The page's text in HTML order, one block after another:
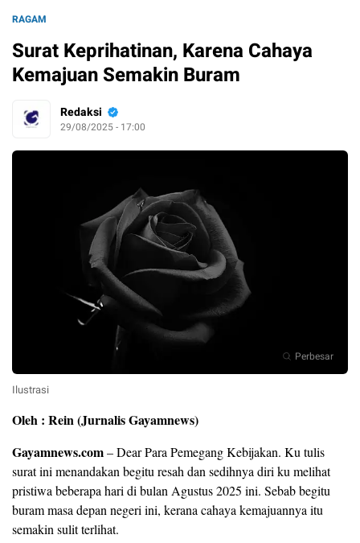
RAGAM
Surat Keprihatinan, Karena Cahaya
Kemajuan Semakin Buram
Redaksi
29/08/2025 - 17:00
Perbesar
Ilustrasi
Oleh : Rein (Jurnalis Gayamnews)
Gayamnews.com– Dear Para Pemegang Kebijakan. Ku tulis
surat ini menandakan begitu resah dan sedihnya diri ku melihat
pristiwa beberapa hari di bulan Agustus 2025 ini. Sebab begitu
buram masa depan negeri ini, kerana cahaya kemajuannya itu
semakin sulit terlihat.